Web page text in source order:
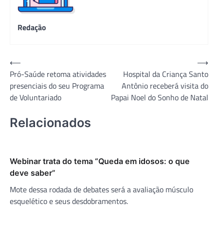
Redação
Navegação
de
Post
⟵
Pró-Saúde retoma atividades
presenciais do seu Programa
de Voluntariado
Hospital da Criança Santo
Antônio receberá visita do
Papai Noel do Sonho de Natal
⟶
Relacionados
Webinar trata do tema “Queda em idosos: o que
deve saber”
Mote dessa rodada de debates será a avaliação músculo
esquelético e seus desdobramentos.